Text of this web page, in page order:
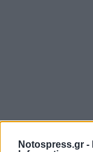
Notospress.gr -